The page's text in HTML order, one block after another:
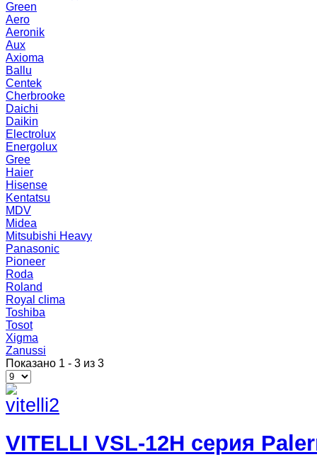
Green
Aero
Aeronik
Aux
Axioma
Ballu
Centek
Cherbrooke
Daichi
Daikin
Electrolux
Energolux
Gree
Haier
Hisense
Kentatsu
MDV
Midea
Mitsubishi Heavy
Panasonic
Pioneer
Roda
Roland
Royal clima
Toshiba
Tosot
Xigma
Zanussi
Показано 1 - 3 из 3
VITELLI VSL-12H серия